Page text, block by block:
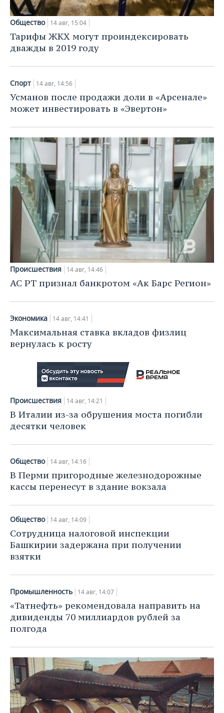
НЕФТЕХИМИЯ
НЕФТЬ
ОПК
РОЗНИЧНАЯ ТОРГОВЛЯ
ТРАНСПОРТ
УСЛУГИ
НОВОСТИ ТЕХНОЛОГИЙ
IT
МЕДИА
ТЕЛЕКОММУНИКАЦИИ
МЕРОПРИЯТИЯ
НОВОСТИ МЕРОПРИЯТИЙ
ВЫЕЗДНАЯ РЕДАКЦИЯ
БИЗНЕС-БРАНЧИ
ONLINE-КОНФЕРЕНЦИИ
СПОРТ
НОВОСТИ СПОРТА
ФУТБОЛ
ХОККЕЙ
ВОЛЕЙБОЛ
КИБЕРСПОРТ
ФИГУРНОЕ КАТАНИЕ
ВОДНЫЕ ВИДЫ СПОРТА
ХОККЕЙ С МЯЧОМ
ОБЩЕСТВО
НОВОСТИ ОБЩЕСТВА
ВЛАСТЬ
ИСТОРИЯ
КУЛЬТУРА
МЕДИЦИНА
ОБРАЗОВАНИЕ
ПРОИСШЕСТВИЯ
ФОТОГАЛЕРЕЯ
СЮЖЕТЫ
СПИСОК ПЕРСОН
СПИСОК КОМПАНИЙ
ПОЛНАЯ ВЕРСИЯ
Общество 14 авг, 15:04
Тарифы ЖКХ могут проиндексировать
дважды в 2019 году
Спорт 14 авг, 14:56
Усманов после продажи доли в «Арсенале»
может инвестировать в «Эвертон»
Происшествия 14 авг, 14:46
АС РТ признал банкротом «Ак Барс Регион»
Экономика 14 авг, 14:41
Максимальная ставка вкладов физлиц
вернулась к росту
Происшествия 14 авг, 14:21
В Италии из-за обрушения моста погибли
десятки человек
Общество 14 авг, 14:16
В Перми пригородные железнодорожные
кассы перенесут в здание вокзала
Общество 14 авг, 14:09
Сотрудница налоговой инспекции
Башкирии задержана при получении
взятки
Промышленность 14 авг, 14:07
«Татнефть» рекомендовала направить на
дивиденды 70 миллиардов рублей за
полгода